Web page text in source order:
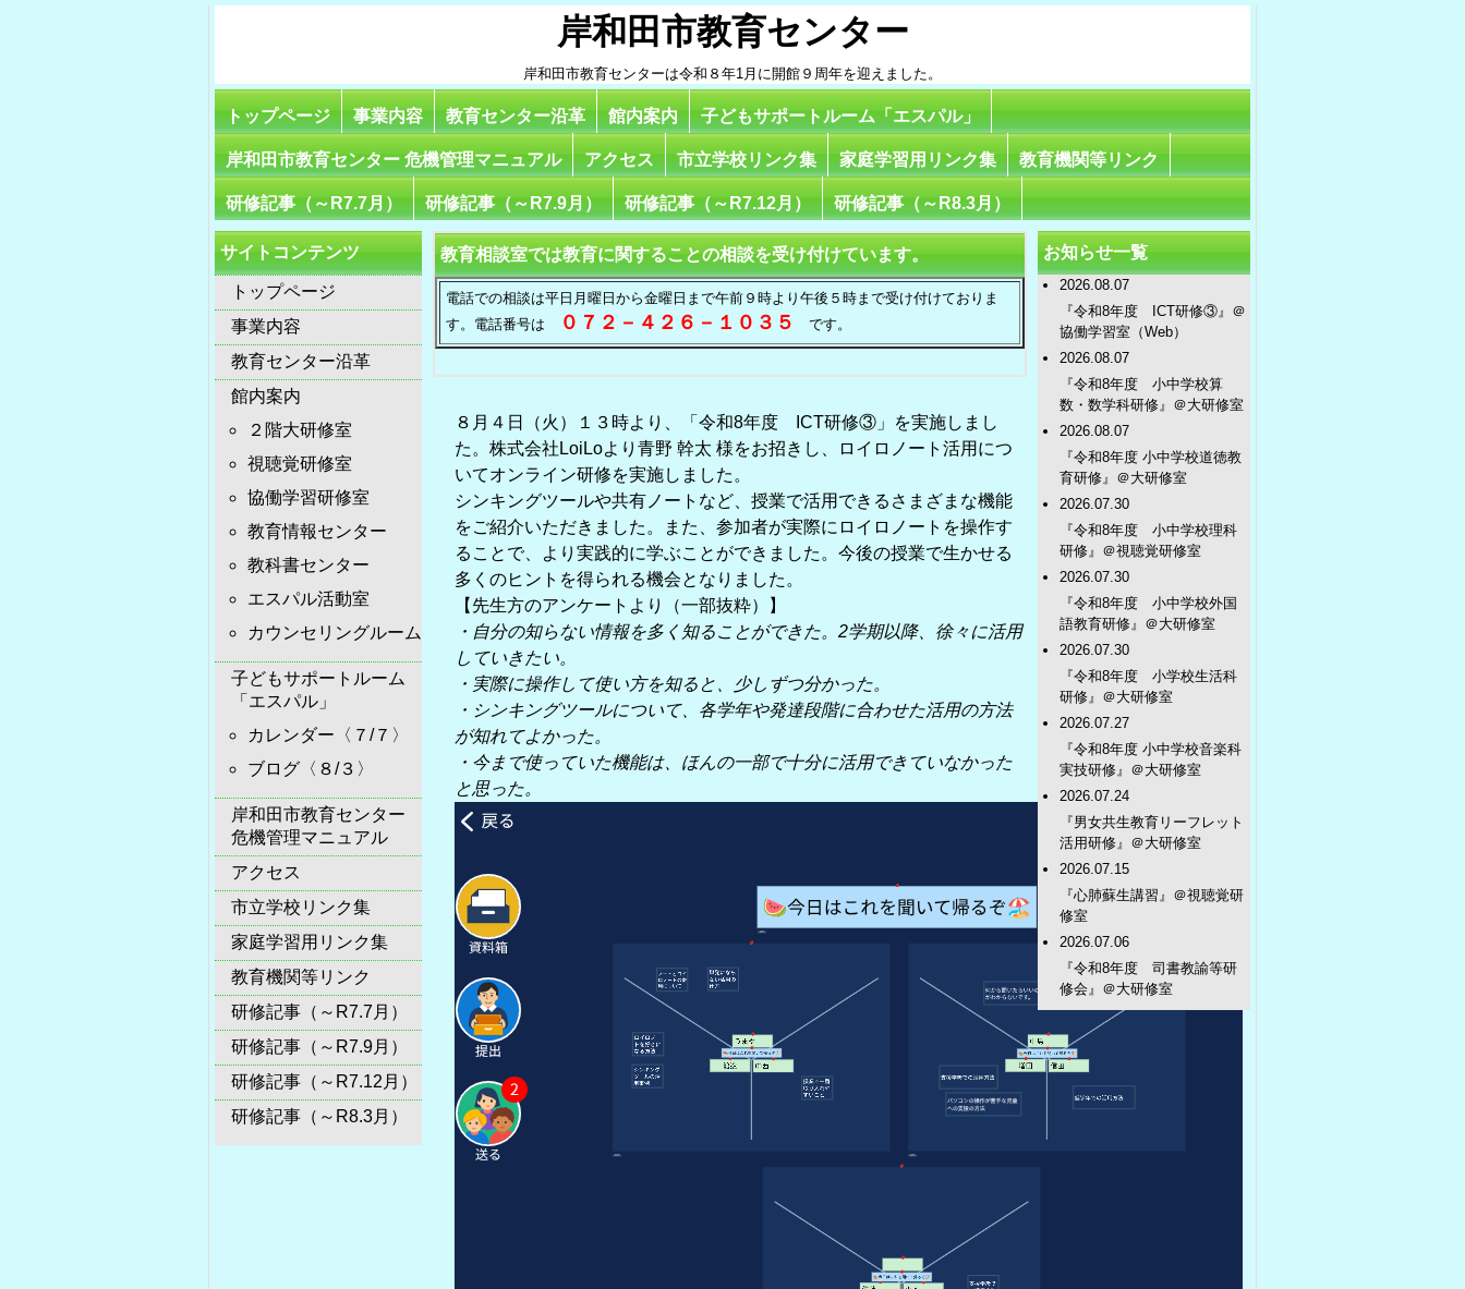
岸和田市教育センター
岸和田市教育センターは令和８年1月に開館９周年を迎えました。
トップページ 事業内容 教育センター沿革 館内案内 子どもサポートルーム「エスパル」
岸和田市教育センター 危機管理マニュアル アクセス 市立学校リンク集 家庭学習用リンク集 教育機関等リンク
研修記事（～R7.7月） 研修記事（～R7.9月） 研修記事（～R7.12月） 研修記事（～R8.3月）
サイトコンテンツ
トップページ
事業内容
教育センター沿革
館内案内
２階大研修室
視聴覚研修室
協働学習研修室
教育情報センター
教科書センター
エスパル活動室
カウンセリングルーム
子どもサポートルーム
「エスパル」
カレンダー〈７/７〉
ブログ〈８/３〉
岸和田市教育センター
危機管理マニュアル
アクセス
市立学校リンク集
家庭学習用リンク集
教育機関等リンク
研修記事（～R7.7月）
研修記事（～R7.9月）
研修記事（～R7.12月）
研修記事（～R8.3月）
教育相談室では教育に関することの相談を受け付けています。
電話での相談は平日月曜日から金曜日まで午前９時より午後５時まで受け付けておりま
す。 電話番号は ０７２－４２６－１０３５ です。
８月４日（火）１３時より、「令和8年度 ICT研修③」を実施しまし
た。株式会社LoiLoより青野 幹太 様をお招きし、ロイロノート活用につ
いてオンライン研修を実施しました。
シンキングツールや共有ノートなど、授業で活用できるさまざまな機能
をご紹介いただきました。また、参加者が実際にロイロノートを操作す
ることで、より実践的に学ぶことができました。今後の授業で生かせる
多くのヒントを得られる機会となりました。
【先生方のアンケートより（一部抜粋）】
・自分の知らない情報を多く知ることができた。2学期以降、徐々に活用
していきたい。
・実際に操作して使い方を知ると、少しずつ分かった。
・シンキングツールについて、各学年や発達段階に合わせた活用の方法
が知れてよかった。
・今まで使っていた機能は、ほんの一部で十分に活用できていなかった
と思った。
お知らせ一覧
2026.08.07
『令和8年度 ICT研修③』＠
協働学習室（Web）
2026.08.07
『令和8年度 小中学校算
数・数学科研修』＠大研修室
2026.08.07
『令和8年度 小中学校道徳教
育研修』＠大研修室
2026.07.30
『令和8年度 小中学校理科
研修』＠視聴覚研修室
2026.07.30
『令和8年度 小中学校外国
語教育研修』＠大研修室
2026.07.30
『令和8年度 小学校生活科
研修』＠大研修室
2026.07.27
『令和8年度 小中学校音楽科
実技研修』＠大研修室
2026.07.24
『男女共生教育リーフレット
活用研修』＠大研修室
2026.07.15
『心肺蘇生講習』＠視聴覚研
修室
2026.07.06
『令和8年度 司書教諭等研
修会』＠大研修室